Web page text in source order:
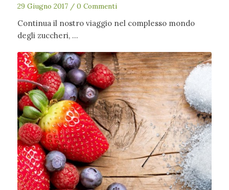
29 Giugno 2017 / 0 Commenti
Continua il nostro viaggio nel complesso mondo
degli zuccheri, …